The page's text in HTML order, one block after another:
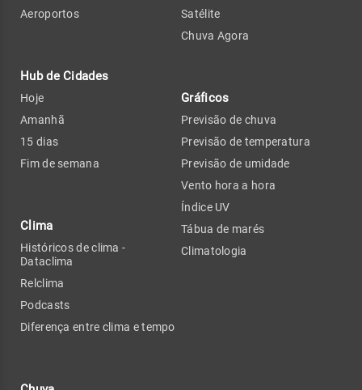
Aeroportos
Hub de Cidades
Hoje
Amanhã
15 dias
Fim de semana
Clima
Históricos de clima -
Dataclima
Relclima
Podcasts
Diferença entre clima e tempo
Satélite
Chuva Agora
Gráficos
Previsão de chuva
Previsão de temperatura
Previsão de umidade
Vento hora a hora
Índice UV
Tábua de marés
Climatologia